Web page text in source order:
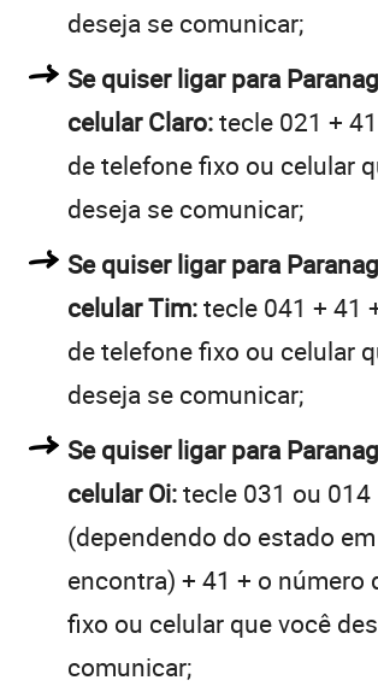
deseja se comunicar;
Se quiser ligar para
celular Claro:tecle 021 +
de telefone fixo ou celular
deseja se comunicar;
Se quiser ligar para
celular Tim:tecle 041 + 41
de telefone fixo ou celular
deseja se comunicar;
Se quiser ligar para
celular Oi:tecle 031 ou 014
(dependendo do estado
encontra) + 41 + o número
fixo ou celular que você
comunicar;